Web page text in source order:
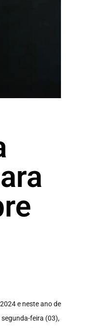
e neste ano de
feira (03),